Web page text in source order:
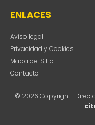
ENLACES
Aviso legal
Privacidad y Cookies
Mapa del Sitio
Contacto
© 2026 Copyright |